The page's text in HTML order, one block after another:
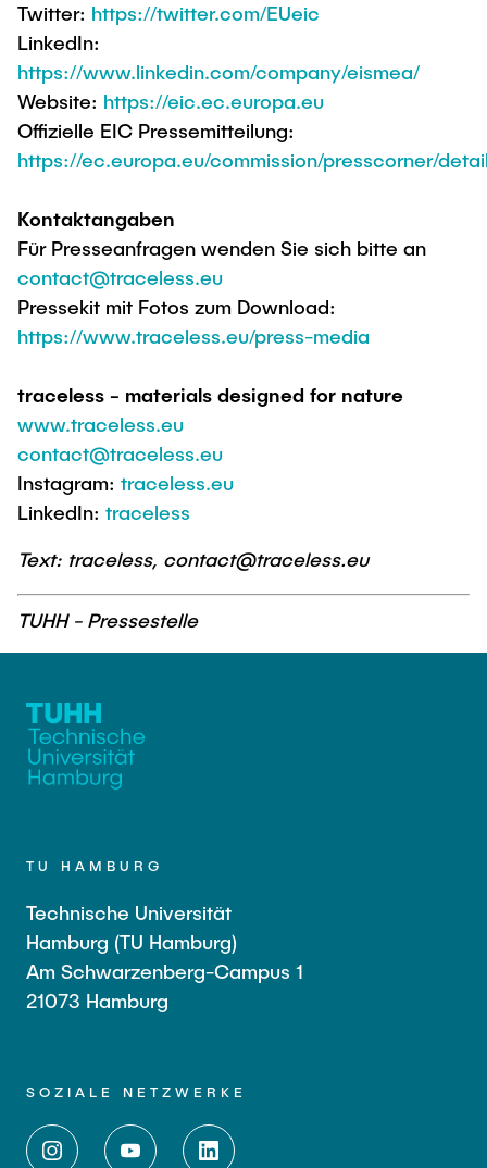
Twitter: https://twitter.com/EUeic
LinkedIn:
https://www.linkedin.com/company/eismea/
Website: https://eic.ec.europa.eu
Offizielle EIC Pressemitteilung:
https://ec.europa.eu/commission/presscorner/
Kontaktangaben
Für Presseanfragen wenden Sie sich bitte an
contact@traceless.eu
Pressekit mit Fotos zum Download:
https://www.traceless.eu/press-media
traceless - materials designed for nature
www.traceless.eu
contact@traceless.eu
Instagram: traceless.eu
LinkedIn: traceless
Text: traceless, contact@traceless.eu
TUHH - Pressestelle
TU HAMBURG
Technische Universität
Hamburg (TU Hamburg)
Am Schwarzenberg-Campus 1
21073 Hamburg
SOZIALE NETZWERKE